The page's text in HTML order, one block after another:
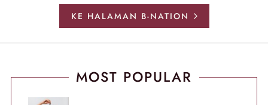
KE HALAMAN B-NATION
MOST POPULAR